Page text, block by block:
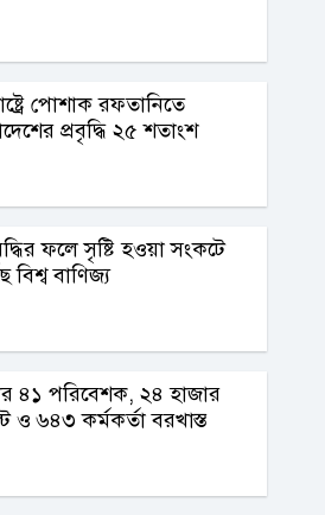
পোশাক রফতানিতে
প্রবৃদ্ধি ২৫ শতাংশ
ফলে সৃষ্টি হওয়া সংকটে
বিশ্ব বাণিজ্য
৪১ পরিবেশক, ২৪ হাজার
ও ৬৪৩ কর্মকর্তা বরখাস্ত